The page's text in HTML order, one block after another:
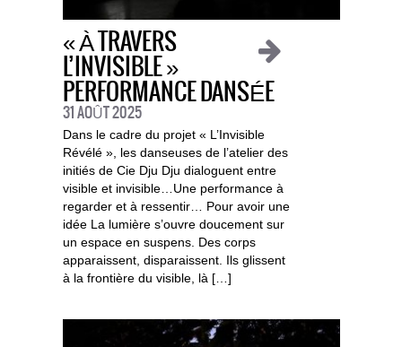
« À TRAVERS
L’INVISIBLE »
PERFORMANCE DANSÉE
31 AOÛT 2025
Dans le cadre du projet « L’Invisible
Révélé », les danseuses de l’atelier des
initiés de Cie Dju Dju dialoguent entre
visible et invisible…Une performance à
regarder et à ressentir… Pour avoir une
idée La lumière s’ouvre doucement sur
un espace en suspens. Des corps
apparaissent, disparaissent. Ils glissent
à la frontière du visible, là […]